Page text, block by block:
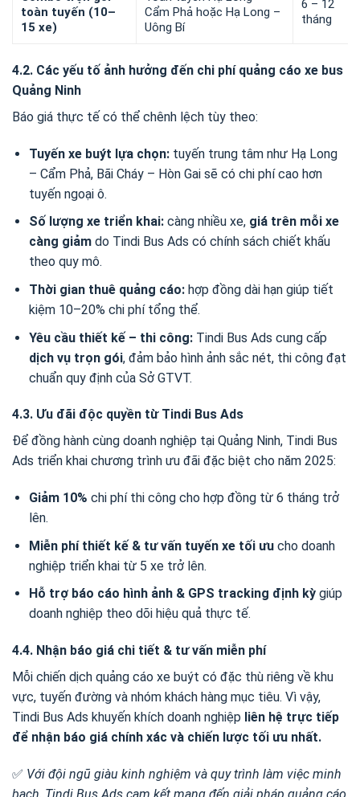
toàn tuyến (10–
15 xe)
Cẩm Phả hoặc Hạ Long –
Uông Bí
6 – 12
tháng
4.2. Các yếu tố ảnh hưởng đến chi phí quảng cáo xe bus
Quảng Ninh
Báo giá thực tế có thể chênh lệch tùy theo:
Tuyến xe buýt lựa chọn:tuyến trung tâm như Hạ Long
– Cẩm Phả, Bãi Cháy – Hòn Gai sẽ có chi phí cao hơn
tuyến ngoại ô.
Số lượng xe triển khai:càng nhiều xe, giá trên mỗi xe
càng giảmdo Tindi Bus Ads có chính sách chiết khấu
theo quy mô.
Thời gian thuê quảng cáo:hợp đồng dài hạn giúp tiết
kiệm 10–20% chi phí tổng thể.
Yêu cầu thiết kế – thi công:Tindi Bus Ads cung cấp
dịch vụ trọn gói, đảm bảo hình ảnh sắc nét, thi công đạt
chuẩn quy định của Sở GTVT.
4.3. Ưu đãi độc quyền từ Tindi Bus Ads
Để đồng hành cùng doanh nghiệp tại Quảng Ninh, Tindi Bus
Ads triển khai chương trình ưu đãi đặc biệt cho năm 2025:
Giảm 10% chi phí thi công cho hợp đồng từ 6 tháng trở
lên.
Miễn phí thiết kế & tư vấn tuyến xe tối ưucho doanh
nghiệp triển khai từ 5 xe trở lên.
Hỗ trợ báo cáo hình ảnh & GPS tracking định kỳgiúp
doanh nghiệp theo dõi hiệu quả thực tế.
4.4. Nhận báo giá chi tiết & tư vấn miễn phí
Mỗi chiến dịch quảng cáo xe buýt có đặc thù riêng về khu
vực, tuyến đường và nhóm khách hàng mục tiêu. Vì vậy,
Tindi Bus Ads khuyến khích doanh nghiệp liên hệ trực tiếp
để nhận báo giá chính xác và chiến lược tối ưu nhất.
✅ Với đội ngũ giàu kinh nghiệm và quy trình làm việc minh